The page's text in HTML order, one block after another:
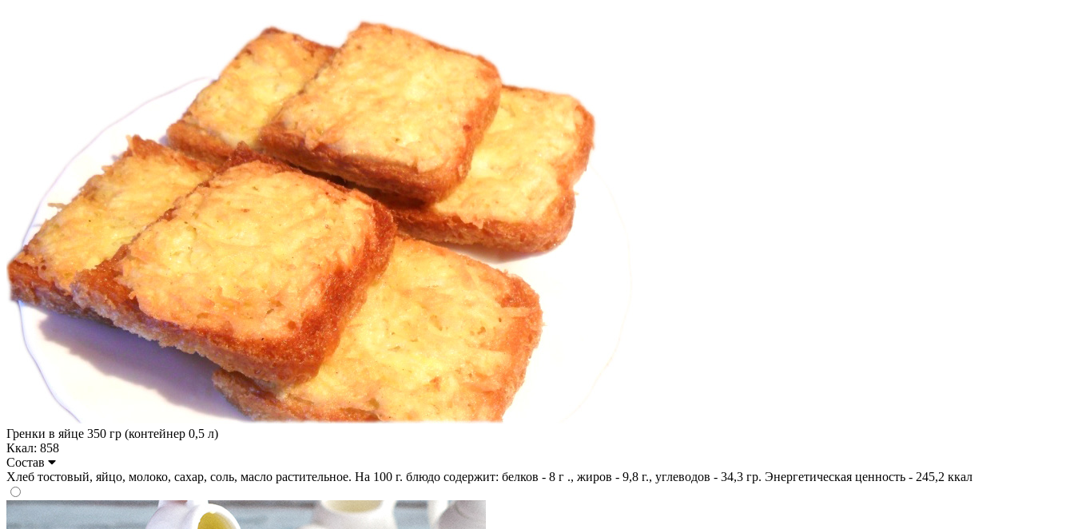
Гренки в яйце 350 гр (контейнер 0,5 л)
Ккал: 858
Состав
Хлеб тостовый, яйцо, молоко, сахар, соль, масло растительное. На 100 г. блюдо содержит: белков - 8 г ., жиров - 9,8 г., углеводов - 34,3 гр. Энергетическая ценность - 245,2 ккал